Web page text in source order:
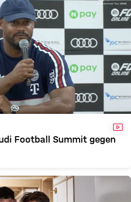
Football Summit gegen